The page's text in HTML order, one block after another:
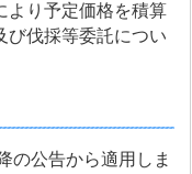
より予定価格を積算
び伐採等委託につい
の公告から適用しま